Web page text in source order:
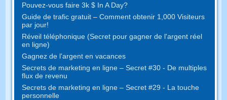
Pouvez-vous faire 3k $ In A Day?
Guide de trafic gratuit – Comment obtenir 1,000 Visiteurs
par jour!
Réveil téléphonique (Secret pour gagner de l'argent réel
en ligne)
Gagnez de l'argent en vacances
Secrets de marketing en ligne – Secret #30 - De multiples
flux de revenu
Secrets de marketing en ligne – Secret #29 - La touche
personnelle